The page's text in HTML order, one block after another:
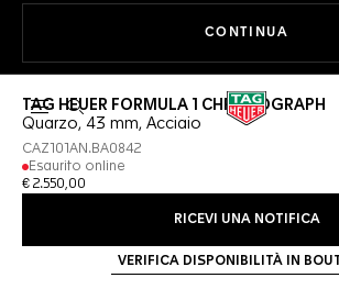
CONTINUA
Apri la ricerca
TAG HEUER FORMULA 1 CHRONOGRAPH
Quarzo, 43 mm, Acciaio
CAZ101AN.BA0842
Esaurito online
€ 2.550,00
RICEVI UNA NOTIFICA
VERIFICA DISPONIBILITÀ IN